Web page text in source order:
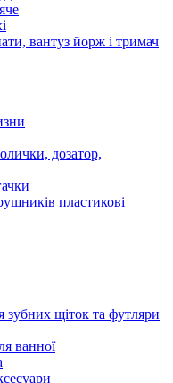
вантуз йорж і тримач
дозатор,
пластикові
зубних щіток та футляри
ванної